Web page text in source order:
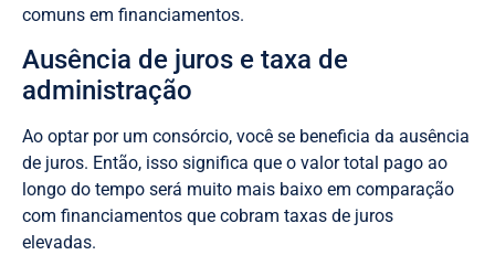
comuns em financiamentos.
Ausência de juros e taxa de
administração
Ao optar por um consórcio, você se beneficia da ausência
de juros. Então, isso significa que o valor total pago ao
longo do tempo será muito mais baixo em comparação
com financiamentos que cobram taxas de juros
elevadas.